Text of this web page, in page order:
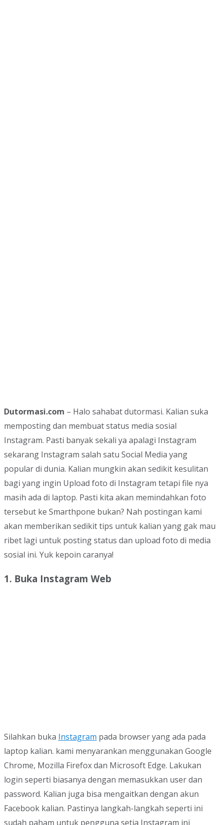
Dutormasi.com – Halo sahabat dutormasi. Kalian suka
memposting dan membuat status media sosial
Instagram. Pasti banyak sekali ya apalagi Instagram
sekarang Instagram salah satu Social Media yang
popular di dunia. Kalian mungkin akan sedikit kesulitan
bagi yang ingin Upload foto di Instagram tetapi file nya
masih ada di laptop. Pasti kita akan memindahkan foto
tersebut ke Smarthpone bukan? Nah postingan kami
akan memberikan sedikit tips untuk kalian yang gak mau
ribet lagi untuk posting status dan upload foto di media
sosial ini. Yuk kepoin caranya!
1. Buka Instagram Web
Silahkan buka Instagram pada browser yang ada pada
laptop kalian. kami menyarankan menggunakan Google
Chrome, Mozilla Firefox dan Microsoft Edge. Lakukan
login seperti biasanya dengan memasukkan user dan
password. Kalian juga bisa mengaitkan dengan akun
Facebook kalian. Pastinya langkah-langkah seperti ini
sudah paham untuk pengguna setia Instagram ini